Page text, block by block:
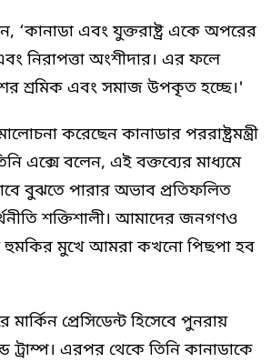
‘কানাডা এবং যুক্তরাষ্ট্র একে অপরের
নিরাপত্তা অংশীদার। এর ফলে
শ্রমিক এবং সমাজ উপকৃত হচ্ছে।'
করেছেন কানাডার পররাষ্ট্রমন্ত্রী
এক্সে বলেন, এই বক্তব্যের মাধ্যমে
বুঝতে পারার অভাব প্রতিফলিত
শক্তিশালী। আমাদের জনগণও
হুমকির মুখে আমরা কখনো পিছপা হব
মার্কিন প্রেসিডেন্ট হিসেবে পুনরায়
ট্রাম্প। এরপর থেকে তিনি কানাডাকে